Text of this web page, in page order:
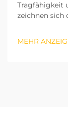
Tragfähigkeit
zeichnen sich
Tragfähigkeit
MEHR